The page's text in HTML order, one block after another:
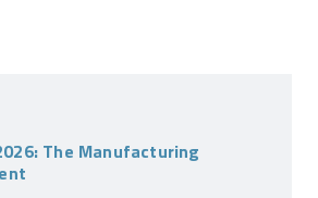
The Manufacturing